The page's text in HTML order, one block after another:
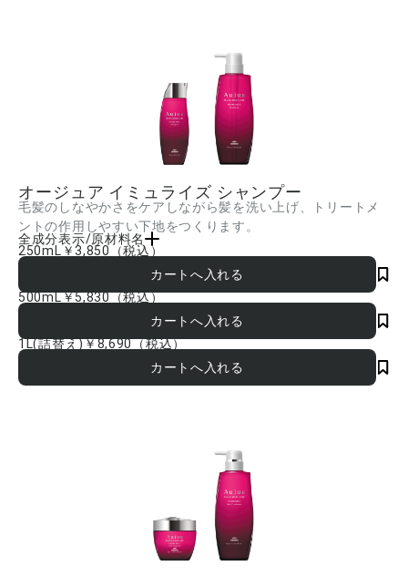
オージュア イミュライズ シャンプー
毛髪のしなやかさをケアしながら髪を洗い上げ、トリートメ
ントの作用しやすい下地をつくります。
全成分表示/原材料名
水、ラウレス硫酸Na、DPG、イソステアラミドプロピルベタイン、オレフィン(C14-
16)スルホン酸Na、ラウレス-6酢酸Na、コカミドプロピルベタイン、コカミドメチル
MEA、塩化Na、イソノナン酸イソトリデシル、PEG-20、トレハロース、カルボキシ
メチルアラニルジスルフィドケラチン(羊毛)、ロイシン、ユキノシタエキス、加水分解
ケラチン(羊毛)、ムラサキバレンギクエキス、チューベロース多糖体、ポリクオタニウ
ム-10、ラウリルベタイン、ココイルイセチオン酸Na、ラウロイルアスパラギン酸
Na、ココイルアルギニンエチルPCA、PCAイソステアリン酸PEG-40水添ヒマシ油、
PEG-30ラノリン、グリチルリチン酸2K、サクシニルグリチルレチン酸2Na、リンゴ
酸、BG、グリセリン、エタノール、クエン酸トリエチル、AMP、水酸化Na、フェノ
キシエタノール、メチルクロロイソチアゾリノン、メチルイソチアゾリノン、センチ
250mL ￥3,850 （税込）
500mL￥5,830（税込）
1L(詰替え)￥8,690（税込）